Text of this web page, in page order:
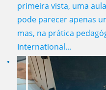
primeira vista, uma
pode parecer apenas
mas, na prática
International...